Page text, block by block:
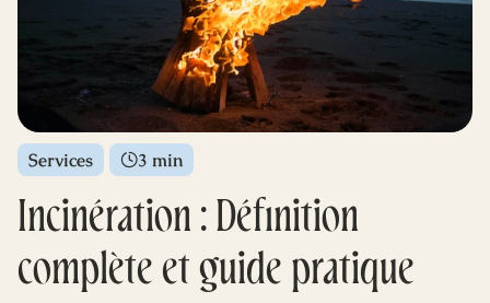
Monument funéraire
Livraison de fleurs
Blog
Mes dernières volontés
Incinération : Définition
complète et guide pratique
Services 3 min